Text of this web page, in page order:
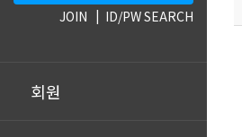
회원
JOIN ID/PW SEARCH